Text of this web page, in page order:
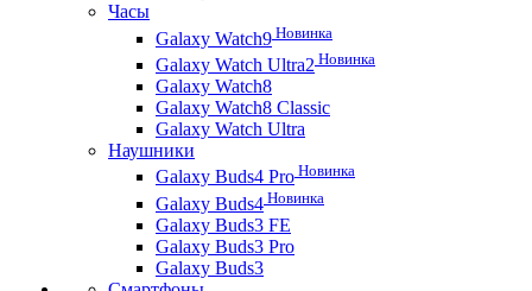
Часы
Galaxy Watch9 Новинка
Galaxy Watch Ultra2 Новинка
Galaxy Watch8
Galaxy Watch8 Classic
Galaxy Watch Ultra
Наушники
Galaxy Buds4 Pro Новинка
Galaxy Buds4 Новинка
Galaxy Buds3 FE
Galaxy Buds3 Pro
Galaxy Buds3